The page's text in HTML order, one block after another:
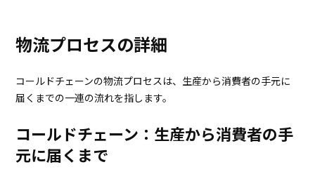
物流プロセスの詳細
コールドチェーンの物流プロセスは、生産から消費者の手元に
届くまでの一連の流れを指します。
コールドチェーン：生産から消費者の手
元に届くまで